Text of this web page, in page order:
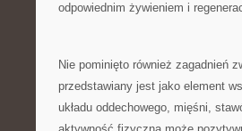
odpowiednim żywieniem i
Nie pominięto również zagadnień
przedstawiany jest jako element
układu oddechowego, mięśni,